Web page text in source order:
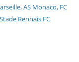
AS Monaco, FC
Rennais FC